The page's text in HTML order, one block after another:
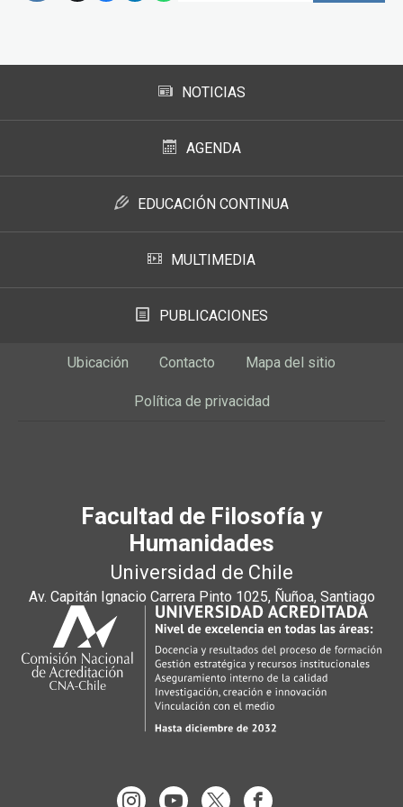
NOTICIAS
AGENDA
EDUCACIÓN CONTINUA
MULTIMEDIA
PUBLICACIONES
Ubicación Contacto Mapa del sitio
Política de privacidad
Facultad de Filosofía y
Humanidades
Universidad de Chile
Av. Capitán Ignacio Carrera Pinto 1025, Ñuñoa, Santiago